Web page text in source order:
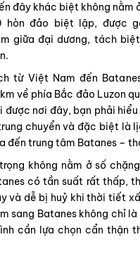
đây khác biệt không nằm
hòn đảo biệt lập, được
giữa đại dương, tách
từ Việt Nam đến
về phía Bắc đảo Luzon
được nơi đây, bạn phải
chuyển và đặc biệt là
đến trung tâm Batanes –
không nằm ở số
có tần suất rất thấp,
và dễ bị huỷ khi thời tiết
sang Batanes không chỉ
cần lựa chọn cẩn thận